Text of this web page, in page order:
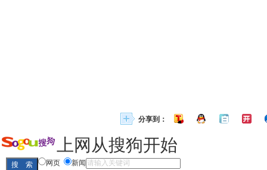
分享到：
上网从搜狗开始
网页 新闻